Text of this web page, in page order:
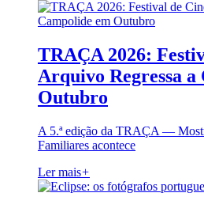
TRAÇA 2026:
Arquivo Regressa a
Outubro
A 5.ª edição da TRAÇA —
Familiares acontece
Ler mais+